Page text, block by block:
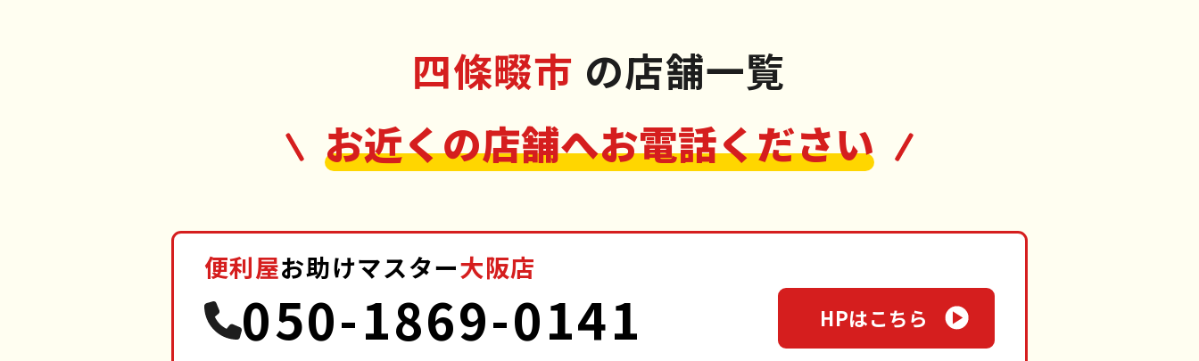
四條畷市 の店舗一覧
お近くの店舗へお電話ください
便利屋お助けマスター大阪店
050-1869-0141 HPはこちら